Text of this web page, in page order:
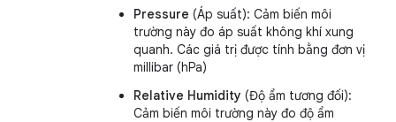
Pressure (Áp suất): Cảm biến môi
trường này đo áp suất không khí xung
quanh. Các giá trị được tính bằng đơn vị
millibar (hPa)
Relative Humidity (Độ ẩm tương đối):
Cảm biến môi trường này đo độ ẩm